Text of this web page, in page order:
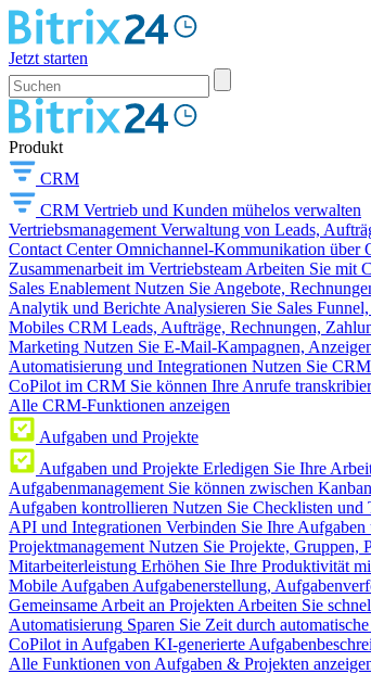
Jetzt starten
Produkt
CRM
CRM Vertrieb und Kunden mühelos verwalten
Vertriebsmanagement Verwaltung von Leads,
Contact Center Omnichannel-Kommunikation über
Zusammenarbeit im Vertriebsteam Arbeiten Sie mit
Sales Enablement Nutzen Sie Angebote,
Analytik und Berichte Analysieren Sie Sales
Mobiles CRM Leads, Aufträge, Rechnungen,
Marketing Nutzen Sie E-Mail-Kampagnen,
Automatisierung und Integrationen Nutzen Sie
CoPilot im CRM Sie können Ihre Anrufe
Alle CRM-Funktionen anzeigen
Aufgaben und Projekte
Aufgaben und Projekte Erledigen Sie Ihre
Aufgabenmanagement Sie können zwischen
Aufgaben kontrollieren Nutzen Sie Checklisten und
API und Integrationen Verbinden Sie Ihre
Projektmanagement Nutzen Sie Projekte, Gruppen,
Mitarbeiterleistung Erhöhen Sie Ihre Produktivität
Mobile Aufgaben Aufgabenerstellung,
Gemeinsame Arbeit an Projekten Arbeiten Sie
Automatisierung Sparen Sie Zeit durch
CoPilot in Aufgaben KI-generierte
Alle Funktionen von Aufgaben & Projekten